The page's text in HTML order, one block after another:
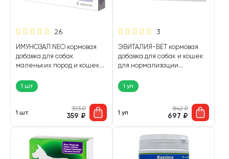
26
ИМУНОЗАЛ NEO кормовая
добавка для собак
маленьких пород и кошек
веществ и поддержания
иммунитета уп. 6 таблеток (1
1 шт
1 шт
393₽
359 ₽
3
ЭВИТАЛИЯ-ВЕТ кормовая
добавка для собак и кошек
для нормализации
30 таблеток (1 уп)
1 уп
1 уп
842₽
697 ₽